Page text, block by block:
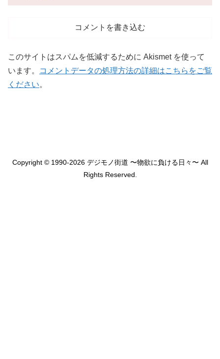
コメントを書き込む
このサイトはスパムを低減するために Akismet を使って
います。
コメントデータの処理方法の詳細はこちらをご覧
ください。
Copyright © 1990-2026 デジモノ街道 〜物欲に負ける日々〜 All
Rights Reserved.